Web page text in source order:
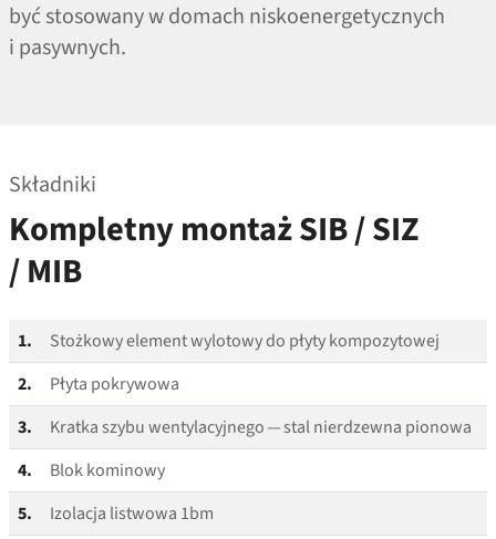
być stosowany w domach niskoenergetycznych
i pasywnych.
Składniki
Kompletny montaż SIB / SIZ
/ MIB
1.
Stożkowy element wylotowy do płyty kompozytowej
2.
Płyta pokrywowa
3.
Kratka szybu wentylacyjnego — stal nierdzewna pionowa
4.
Blok kominowy
5.
Izolacja listwowa 1bm